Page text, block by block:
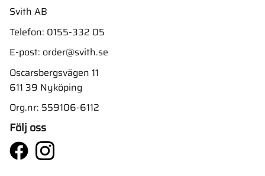
Svith AB
Telefon: 0155-332 05
E-post: order@svith.se
Oscarsbergsvägen 11
611 39 Nyköping
Org.nr: 559106-6112
Följ oss